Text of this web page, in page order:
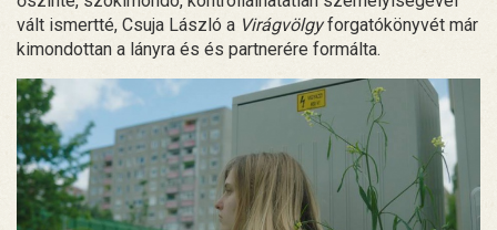
vált ismertté, Csuja László a Virágvölgyforgatókönyvét már
kimondottan a lányra és és partnerére formálta.